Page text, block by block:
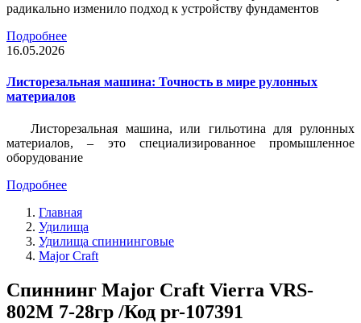
радикально изменило подход к устройству фундаментов
Подробнее
16.05.2026
Листорезальная машина: Точность в мире рулонных
материалов
Листорезальная машина, или гильотина для рулонных
материалов, – это специализированное промышленное
оборудование
Подробнее
Главная
Удилища
Удилища спиннинговые
Major Craft
Спиннинг Major Craft Vierra VRS-
802M 7-28гр /Код pr-107391